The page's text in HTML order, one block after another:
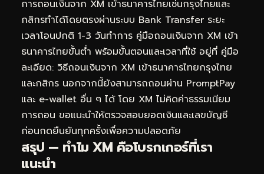
การถอนเงินจาก XM เข้าธนาคารไทยเช่นกรุงไทยและ
กสิกรทำได้โดยตรงผ่านระบบ Bank Transfer ระยะ
เวลาโอนปกติ 1-3 วันทำการ คู่มือถอนเงินจาก XM เข้า
ธนาคารไทยขั้นต่ำ พร้อมขั้นตอนและเวลาที่ใช้ อยู่ที่ คู่มือ
ละเอียด: วิธีถอนเงินจาก XM เข้าธนาคารไทยกรุงไทย
และกสิกร นอกจากนี้ยังสามารถถอนผ่าน PromptPay
และ e-wallet อื่น ๆ ได้ โดย XM ไม่คิดค่าธรรมเนียม
การถอน ขอแนะนำให้ตรวจสอบยอดเงินและเลขบัญชี
ก่อนกดยืนยันทุกครั้งเพื่อความปลอดภัย
สรุป — ทำไม XM คือโบรกเกอร์ที่เรา
แนะนำ